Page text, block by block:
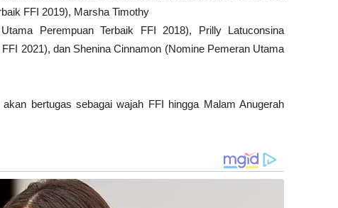
FFI 2019), Marsha Timothy
Perempuan Terbaik FFI 2018), Prilly Latuconsina
2021), dan Shenina Cinnamon (Nomine Pemeran Utama
bertugas sebagai wajah FFI hingga Malam Anugerah